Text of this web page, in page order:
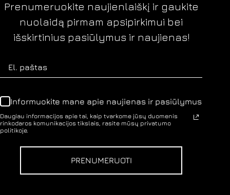
Prenumeruokite naujienlaiškį ir gaukite
nuolaidą pirmam apsipirkimui bei
išskirtinius pasiūlymus ir naujienas!
Informuokite mane apie naujienas ir pasiūlymus
Daugiau informacijos apie tai, kaip tvarkome jūsų duomenis
rinkodaros komunikacijos tikslais, rasite mūsų privatumo
politikoje.
PRENUMERUOTI